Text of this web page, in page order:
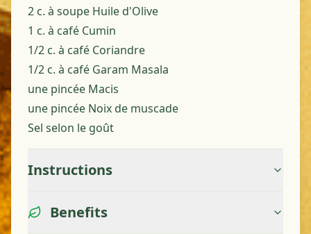
2 c. à soupe Huile d'Olive
1 c. à café Cumin
1/2 c. à café Coriandre
1/2 c. à café Garam Masala
une pincée Macis
une pincée Noix de muscade
Sel selon le goût
Instructions
Benefits